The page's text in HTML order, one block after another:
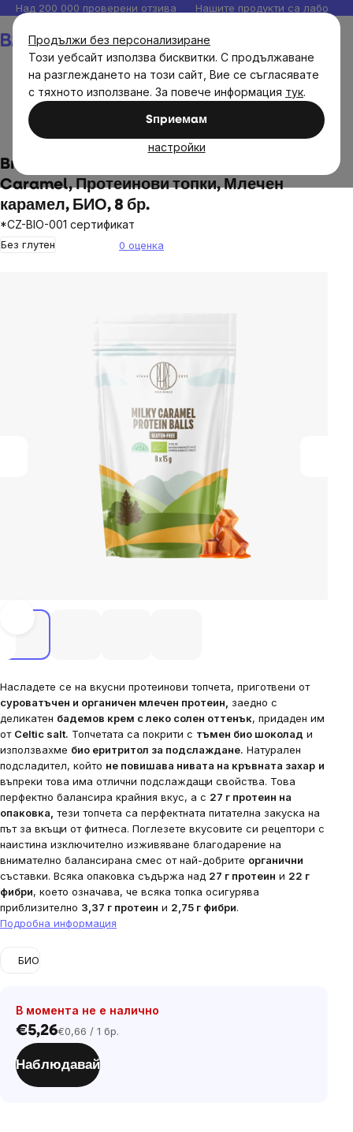
Продължи без персонализиране
Този уебсайт използва бисквитки. С продължаване
на разглеждането на този сайт, Вие се съгласявате
с тяхното използване. За повече информация тук.
Sпpиeмaм
настройки
Прескочи
към
съдържанието
Над 200 000 проверени отзива Нашите продукти са
Хранителни продукти
Сладки и солени закуски
Пръчици и бисквитки
BrainMax Pure® Protein Balls Milky
Caramel, Протеинови топки, Млечен
карамел, БИО, 8 бр.
*CZ-BIO-001 сертификат
Без глутен 0 оценка
Насладете се на вкусни протеинови топчета, приготвени от
суроватъчен и органичен млечен протеин,
заедно с
деликатен бадемов крем с леко солен оттенък, придаден им
от Celtic salt. Топчетата са покрити с тъмен био шоколад и
използвахме био еритритол за подслаждане. Натурален
подсладител, който не повишава нивата на кръвната захар и
въпреки това има отлични подслаждащи свойства. Това
перфектно балансира крайния вкус, а с 27 г протеин на
опаковка, тези топчета са перфектната питателна закуска на
път за вкъщи от фитнеса. Поглезете вкусовите си рецептори с
наистина изключително изживяване благодарение на
внимателно балансирана смес от най-добрите органични
съставки. Всяка опаковка съдържа над 27 г протеин и 22 г
фибри, което означава, че всяка топка осигурява
приблизително 3,37 г протеин и 2,75 г фибри.
Подробна информация
БИО
В момента не е налично
€5,26Цена
мярка:
€0,66 / 1 бр.
Наблюдавай